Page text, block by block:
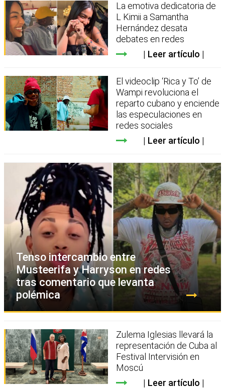
La emotiva dedicatoria de
L Kimii a Samantha
Hernández desata
debates en redes
Leer artículo
El videoclip ‘Rica y To’ de
Wampi revoluciona el
reparto cubano y enciende
las especulaciones en
redes sociales
Leer artículo
Tenso intercambio entre
Musteerifa y Harryson en redes
tras comentario que levanta
polémica
Zulema Iglesias llevará la
representación de Cuba al
Festival Intervisión en
Moscú
Leer artículo